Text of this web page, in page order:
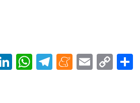
LinkedIn
WhatsApp
Telegram
Email